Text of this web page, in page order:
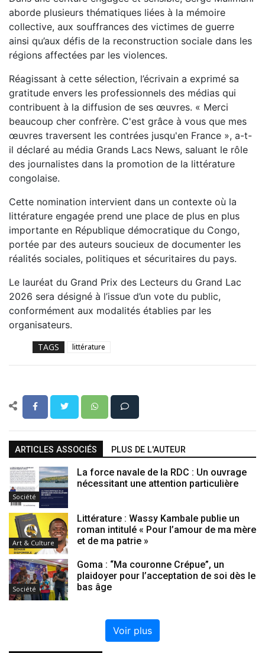
aborde plusieurs thématiques liées à la mémoire
collective, aux souffrances des victimes de guerre
ainsi qu’aux défis de la reconstruction sociale dans les
régions affectées par les violences.
Réagissant à cette sélection, l’écrivain a exprimé sa
gratitude envers les professionnels des médias qui
contribuent à la diffusion de ses œuvres. « Merci
beaucoup cher confrère. C'est grâce à vous que mes
œuvres traversent les contrées jusqu'en France », a-t-
il déclaré au média Grands Lacs News, saluant le rôle
des journalistes dans la promotion de la littérature
congolaise.
Cette nomination intervient dans un contexte où la
littérature engagée prend une place de plus en plus
importante en République démocratique du Congo,
portée par des auteurs soucieux de documenter les
réalités sociales, politiques et sécuritaires du pays.
Le lauréat du Grand Prix des Lecteurs du Grand Lac
2026 sera désigné à l’issue d’un vote du public,
conformément aux modalités établies par les
organisateurs.
TAGS littérature
ARTICLES ASSOCIÉS PLUS DE L'AUTEUR
Société
La force navale de la RDC : Un ouvrage
nécessitant une attention particulière
Art & Culture
Littérature : Wassy Kambale publie un
roman intitulé « Pour l’amour de ma mère
et de ma patrie »
Société
Goma : “Ma couronne Crépue”, un
plaidoyer pour l’acceptation de soi dès le
bas âge
Voir plus